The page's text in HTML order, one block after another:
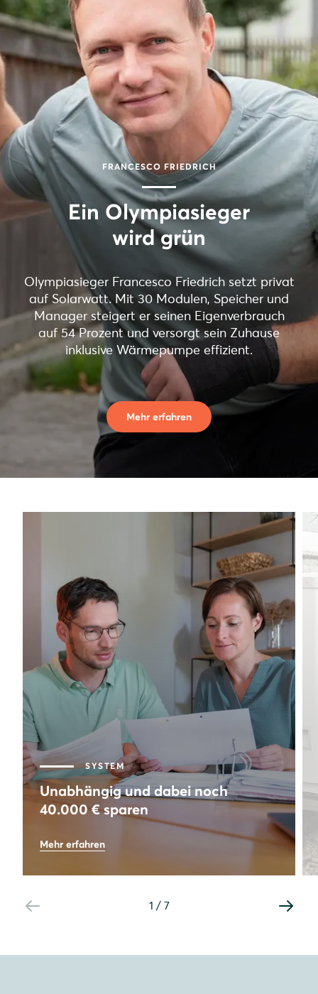
FRANCESCO FRIEDRICH
Ein Olympiasieger
wird grün
Olympiasieger Francesco Friedrich setzt privat
auf Solarwatt. Mit 30 Modulen, Speicher und
Manager steigert er seinen Eigenverbrauch
auf 54 Prozent und versorgt sein Zuhause
inklusive Wärmepumpe effizient.
Mehr erfahren
SYSTEM
Unabhängig und dabei noch
40.000 € sparen
Autarkie
8,64 kWp
Mehr erfahren
1 / 7